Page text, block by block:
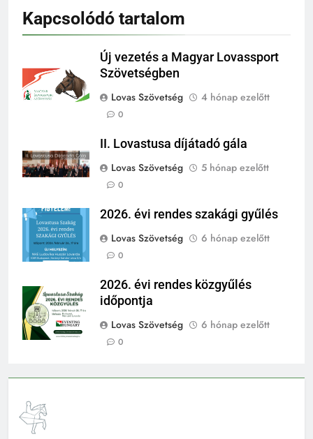
Kapcsolódó tartalom
Új vezetés a Magyar Lovassport
Szövetségben
Lovas Szövetség
4 hónap ezelőtt
0
II. Lovastusa díjátadó gála
Lovas Szövetség
5 hónap ezelőtt
0
2026. évi rendes szakági gyűlés
Lovas Szövetség
6 hónap ezelőtt
0
2026. évi rendes közgyűlés
időpontja
Lovas Szövetség
6 hónap ezelőtt
0